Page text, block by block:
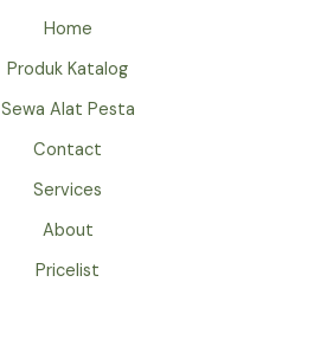
Home
Produk Katalog
Sewa Alat Pesta
Contact
Services
About
Pricelist